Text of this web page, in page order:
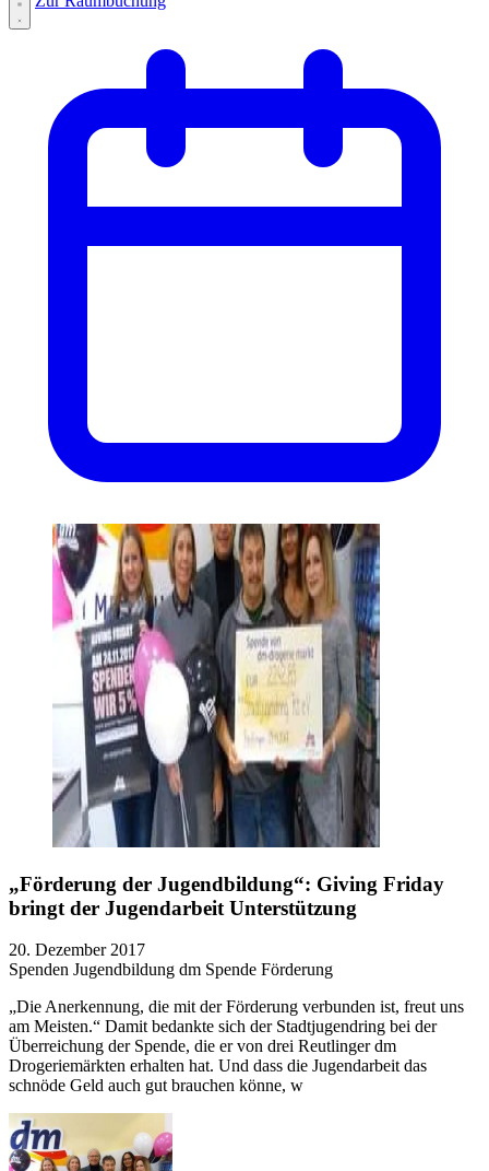
„Förderung der Jugendbildung“: Giving Friday
bringt der Jugendarbeit Unterstützung
20. Dezember 2017
Spenden Jugendbildung dm Spende Förderung
„Die Anerkennung, die mit der Förderung verbunden ist, freut uns
am Meisten.“ Damit bedankte sich der Stadtjugendring bei der
Überreichung der Spende, die er von drei Reutlinger dm
Drogeriemärkten erhalten hat. Und dass die Jugendarbeit das
schnöde Geld auch gut brauchen könne, w